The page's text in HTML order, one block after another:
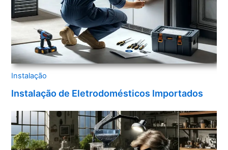
Instalação
Instalação de Eletrodomésticos Importados